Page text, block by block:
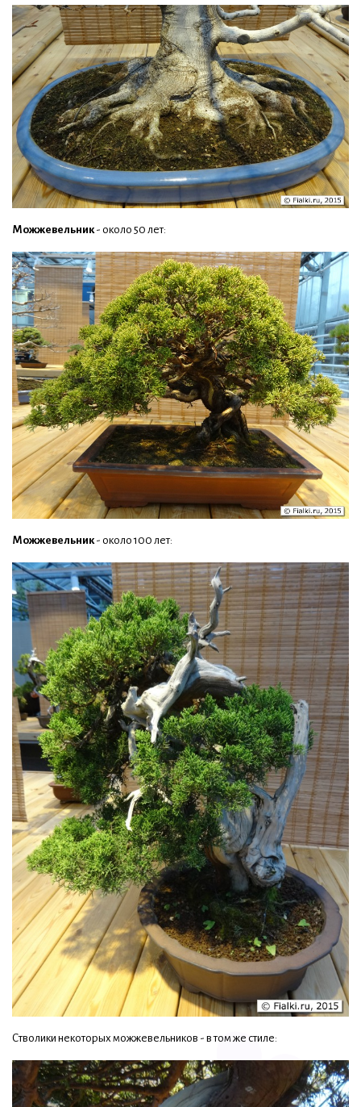
Можжевельник - около 50 лет:
Можжевельник - около 100 лет:
Стволики некоторых можжевельников - в том же стиле: